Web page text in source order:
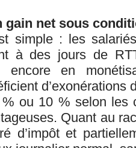
gain net sous
simple : les
à des jours de
encore en
d’exonérations
ou 10 % selon les
Quant au
d’impôt et